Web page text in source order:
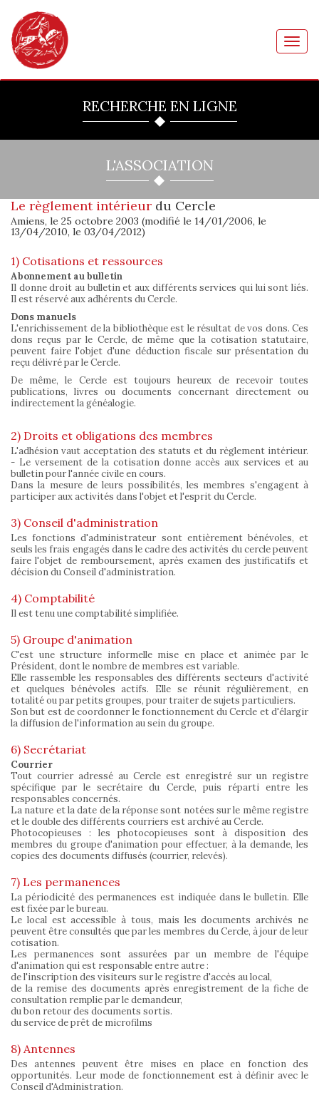
RECHERCHE EN LIGNE
L'ASSOCIATION
Le règlement intérieur du Cercle
Amiens, le 25 octobre 2003 (modifié le 14/01/2006, le
13/04/2010, le 03/04/2012)
1) Cotisations et ressources
Abonnement au bulletin
Il donne droit au bulletin et aux différents services qui lui sont liés.
Il est réservé aux adhérents du Cercle.
Dons manuels
L'enrichissement de la bibliothèque est le résultat de vos dons. Ces
dons reçus par le Cercle, de même que la cotisation statutaire,
peuvent faire l'objet d'une déduction fiscale sur présentation du
reçu délivré par le Cercle.
De même, le Cercle est toujours heureux de recevoir toutes
publications, livres ou documents concernant directement ou
indirectement la généalogie.
2) Droits et obligations des membres
L'adhésion vaut acceptation des statuts et du règlement intérieur.
- Le versement de la cotisation donne accès aux services et au
bulletin pour l'année civile en cours.
Dans la mesure de leurs possibilités, les membres s'engagent à
participer aux activités dans l'objet et l'esprit du Cercle.
3) Conseil d'administration
Les fonctions d'administrateur sont entièrement bénévoles, et
seuls les frais engagés dans le cadre des activités du cercle peuvent
faire l'objet de remboursement, après examen des justificatifs et
décision du Conseil d'administration.
4) Comptabilité
Il est tenu une comptabilité simplifiée.
5) Groupe d'animation
C'est une structure informelle mise en place et animée par le
Président, dont le nombre de membres est variable.
Elle rassemble les responsables des différents secteurs d'activité
et quelques bénévoles actifs. Elle se réunit régulièrement, en
totalité ou par petits groupes, pour traiter de sujets particuliers.
Son but est de coordonner le fonctionnement du Cercle et d'élargir
la diffusion de l'information au sein du groupe.
6) Secrétariat
Courrier
Tout courrier adressé au Cercle est enregistré sur un registre
spécifique par le secrétaire du Cercle, puis réparti entre les
responsables concernés.
La nature et la date de la réponse sont notées sur le même registre
et le double des différents courriers est archivé au Cercle.
Photocopieuses : les photocopieuses sont à disposition des
membres du groupe d'animation pour effectuer, à la demande, les
copies des documents diffusés (courrier, relevés).
7) Les permanences
La périodicité des permanences est indiquée dans le bulletin. Elle
est fixée par le bureau.
Le local est accessible à tous, mais les documents archivés ne
peuvent être consultés que par les membres du Cercle, à jour de leur
cotisation.
Les permanences sont assurées par un membre de l'équipe
d'animation qui est responsable entre autre :
de l'inscription des visiteurs sur le registre d'accès au local,
de la remise des documents après enregistrement de la fiche de
consultation remplie par le demandeur,
du bon retour des documents sortis.
du service de prêt de microfilms
8) Antennes
Des antennes peuvent être mises en place en fonction des
opportunités. Leur mode de fonctionnement est à définir avec le
Conseil d'Administration.